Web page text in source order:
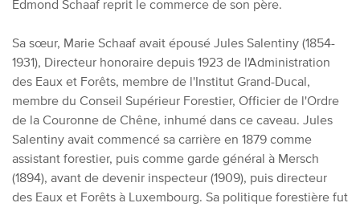
Edmond Schaaf reprit le commerce de son père.
Sa sœur, Marie Schaaf avait épousé Jules Salentiny (1854-
1931), Directeur honoraire depuis 1923 de l'Administration
des Eaux et Forêts, membre de l'Institut Grand-Ducal,
membre du Conseil Supérieur Forestier, Officier de l'Ordre
de la Couronne de Chêne, inhumé dans ce caveau. Jules
Salentiny avait commencé sa carrière en 1879 comme
assistant forestier, puis comme garde général à Mersch
(1894), avant de devenir inspecteur (1909), puis directeur
des Eaux et Forêts à Luxembourg. Sa politique forestière fut